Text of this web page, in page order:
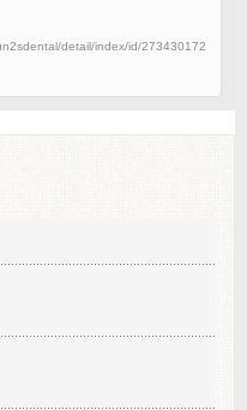
detail/index/id/273430172